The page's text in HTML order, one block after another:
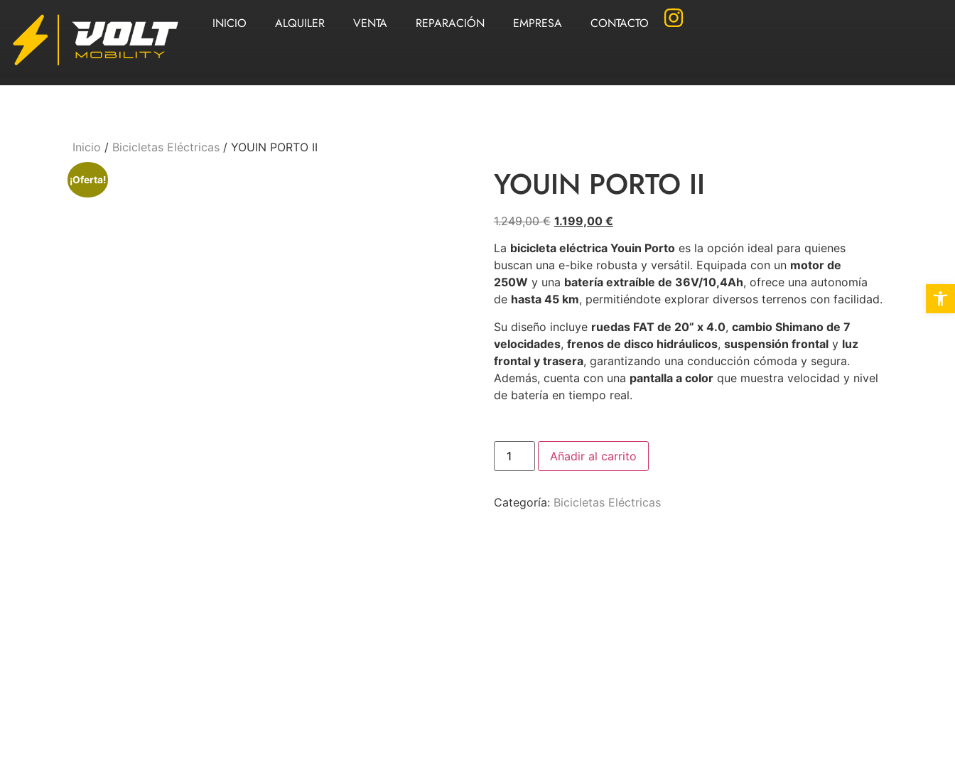
INICIO ALQUILER VENTA REPARACIÓN EMPRESA CONTACTO
Inicio / Bicicletas Eléctricas / YOUIN PORTO II
¡Oferta! YOUIN PORTO II
1.249,00€ 1.199,00 €
La bicicleta eléctrica Youin Portoes la opción ideal para quienes
buscan una e-bike robusta y versátil. Equipada con un motor de
250W y una batería extraíble de 36V/10,4Ah, ofrece una autonomía
de hasta 45 km, permitiéndote explorar diversos terrenos con facilidad.
Su diseño incluye ruedas FAT de 20” x 4.0, cambio Shimano de 7
velocidades, frenos de disco hidráulicos, suspensión frontaly luz
frontal y trasera, garantizando una conducción cómoda y segura.
Además, cuenta con una pantalla a colorque muestra velocidad y nivel
de batería en tiempo real.
Añadir al carrito
Categoría: Bicicletas Eléctricas
Abrir